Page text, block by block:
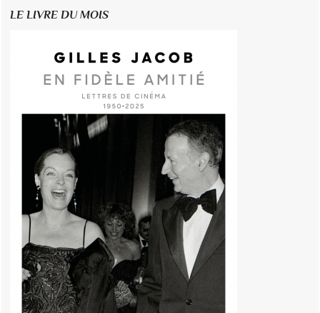
LE LIVRE DU MOIS